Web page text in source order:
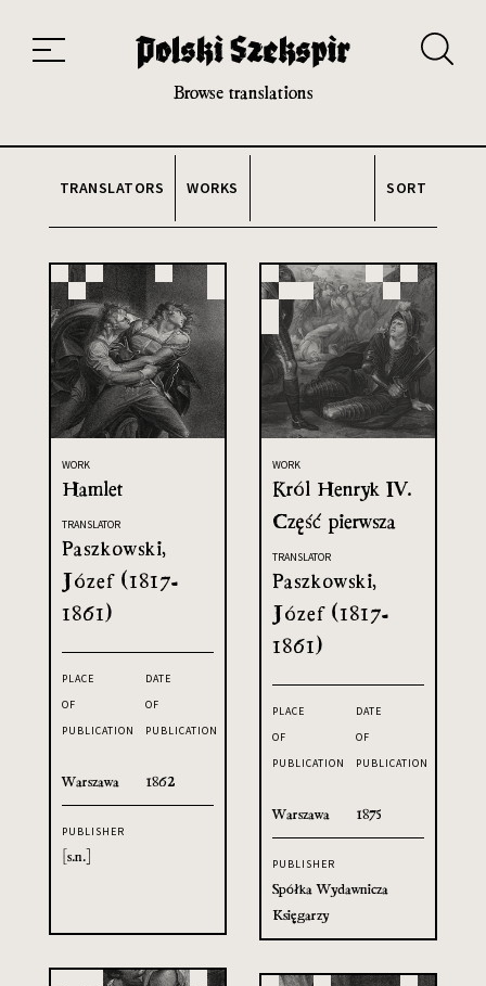
20th and 21st century module
Browse translations
TRANSLATORS WORKS SORT
WORK
Hamlet
TRANSLATOR
Paszkowski,
Józef (1817-
1861)
PLACE
OF
PUBLICATION
Warszawa
DATE
OF
PUBLICATION
1862
PUBLISHER
[s.n.]
WORK
Król Henryk IV.
Część pierwsza
TRANSLATOR
Paszkowski,
Józef (1817-
1861)
PLACE
OF
PUBLICATION
Warszawa
DATE
OF
PUBLICATION
1875
PUBLISHER
Spółka Wydawnicza
Księgarzy